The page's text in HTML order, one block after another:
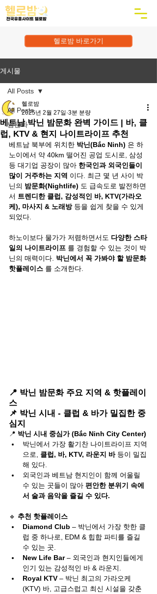
헬로밤 바로가기
게시물
All Posts
밤문화
All Posts
베트남 박닌 밤문화 완벽 가이드 | 바, 클
럽, KTV & 현지 나이트라이프 추천
헬로밤
2025년 2월 27일 3분 분량
베트남 북부에 위치한 박닌(Bắc Ninh) 은 하
노이에서 약 40km 떨어진 공업 도시로, 삼성
등 대기업 공장이 많아 한국인과 외국인들이
많이 거주하는 지역 이다. 최근 몇 년 사이 박
닌의 밤문화(Nightlife) 도 급속도로 발전하면
서 트렌디한 클럽, 감성적인 바, KTV(가라오
케), 마사지 & 노래방 등을 쉽게 찾을 수 있게
되었다.
하노이보다 물가가 저렴하면서도 다양한 스타
일의 나이트라이프 를 경험할 수 있는 것이 박
닌의 매력이다. 박닌에서 꼭 가봐야 할 밤문화
핫플레이스 를 소개한다.
📍 박닌 밤문화 주요 지역 & 핫플레이
스
📌 박닌 시내 - 클럽 & 바가 밀집한 중
심지
📍 박닌 시내 중심가 (Bắc Ninh City Center)
박닌에서 가장 활기찬 나이트라이프 지역
으로, 클럽, 바, KTV, 라운지 바 등이 밀집
해 있다.
외국인과 베트남 현지인이 함께 어울릴
수 있는 곳들이 많아 편안한 분위기 속에
서 술과 음악을 즐길 수 있다.
🔹 추천 핫플레이스
Diamond Club – 박닌에서 가장 핫한 클
럽 중 하나로, EDM & 힙합 파티를 즐길
수 있는 곳.
New Life Bar – 외국인과 현지인들에게
인기 있는 감성적인 바 & 라운지.
Royal KTV – 박닌 최고의 가라오케
(KTV) 바, 고급스럽고 최신 시설을 갖춘